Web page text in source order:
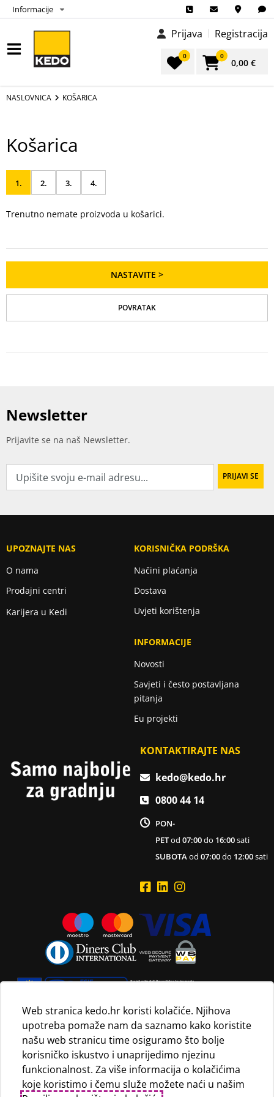
Informacije
Prijava Registracija
0 0
0,00 €
NASLOVNICA KOŠARICA
Košarica
1. 2. 3. 4.
Trenutno nemate proizvoda u košarici.
NASTAVITE >
POVRATAK
Web stranica kedo.hr koristi kolačiće. Njihova
upotreba pomaže nam da saznamo kako koristite
našu web stranicu time osiguramo što bolje
korisničko iskustvo i unaprijedimo njezinu
funkcionalnost. Za više informacija o kolačićima
koje koristimo i čemu služe možete naći u našim
Newsletter
Prijavite se na naš Newsletter.
UPOZNAJTE NAS
O nama
Prodajni centri
Karijera u Kedi
KORISNIČKA PODRŠKA
Načini plaćanja
Dostava
Uvjeti korištenja
INFORMACIJE
Novosti
Savjeti i često postavljana
pitanja
Eu projekti
KONTAKTIRAJTE NAS
kedo@kedo.hr
0800 44 14
PON-
PETod07:00do 16:00sati
SUBOTAod07:00do 12:00sati
Navedene maloprodajne cijene vrijede isključivo za kupnju
proizvoda putem Internet trgovine i mogu se razlikovati od
maloprodajnih cijena u maloprodajnim trgovinama.